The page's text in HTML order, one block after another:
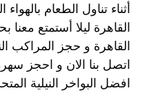
أثناء تناول الطعام
القاهرة ليلا أستمتع
القاهرة و حجز المراكب
اتصل بنا الان و احجز
افضل البواخر النيلية